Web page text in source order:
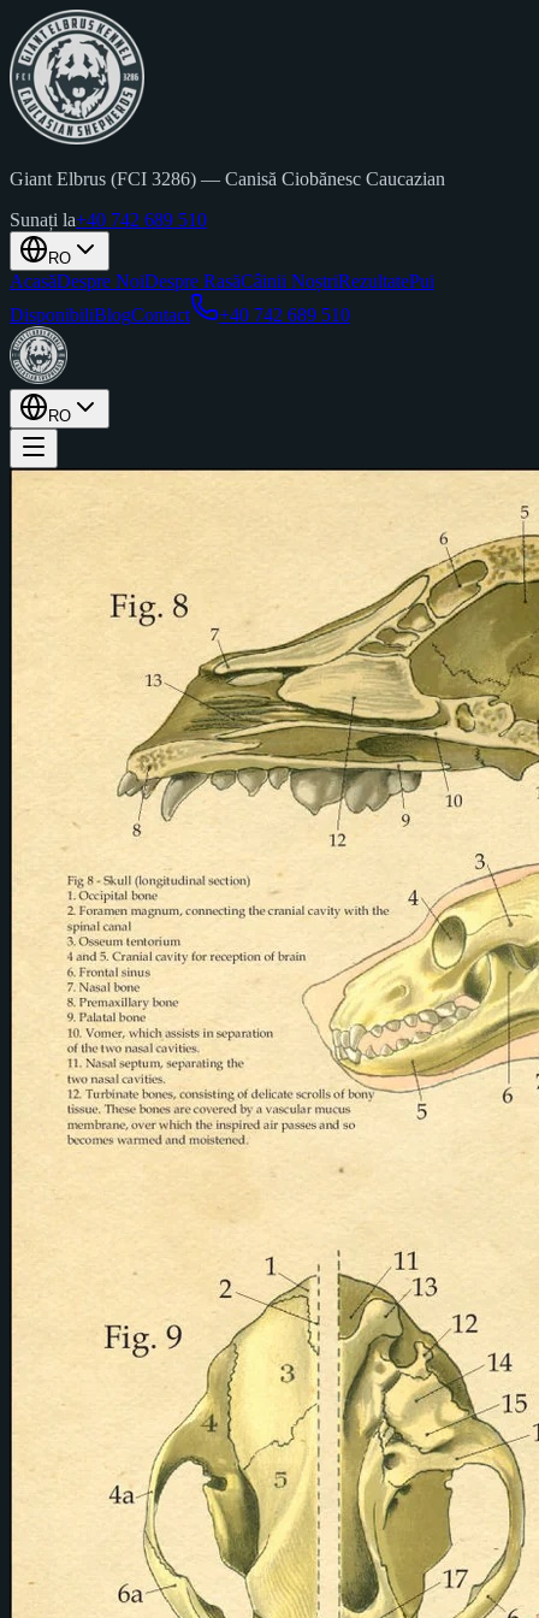
Giant Elbrus (FCI 3286) — Canisă Ciobănesc Caucazian
Sunați la+40 742 689 510
RO
AcasăDespre NoiDespre RasăCâinii NoștriRezultatePui
DisponibiliBlogContact +40 742 689 510
RO